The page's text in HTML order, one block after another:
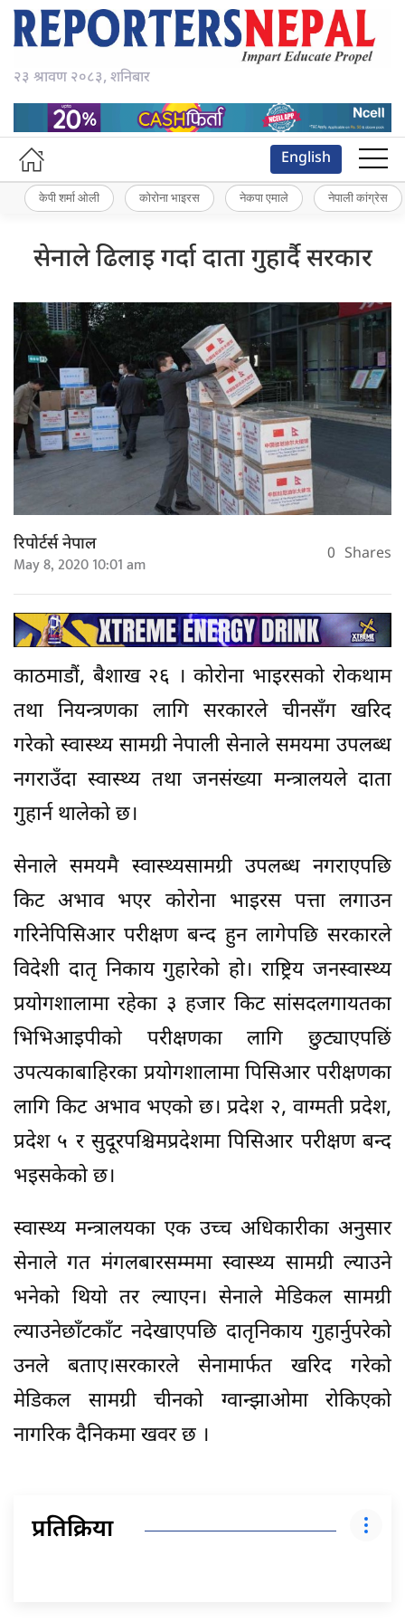
२३ श्रावण २०८३, शनिबार
English
केपी शर्मा ओली कोरोना भाइरस नेकपा एमाले नेपाली कांग्रेस
सेनाले ढिलाइ गर्दा दाता गुहार्दै सरकार
रिपोर्टर्स नेपाल
May 8, 2020 10:01 am 0 Shares
काठमाडौं, बैशाख २६ । कोरोना भाइरसको रोकथाम
तथा नियन्त्रणका लागि सरकारले चीनसँग खरिद
गरेको स्वास्थ्य सामग्री नेपाली सेनाले समयमा उपलब्ध
नगराउँदा स्वास्थ्य तथा जनसंख्या मन्त्रालयले दाता
गुहार्न थालेको छ।
सेनाले समयमै स्वास्थ्यसामग्री उपलब्ध नगराएपछि
किट अभाव भएर कोरोना भाइरस पत्ता लगाउन
गरिनेपिसिआर परीक्षण बन्द हुन लागेपछि सरकारले
विदेशी दातृ निकाय गुहारेको हो। राष्ट्रिय जनस्वास्थ्य
प्रयोगशालामा रहेका ३ हजार किट सांसदलगायतका
भिभिआइपीको परीक्षणका लागि छुट्याएपछिं
उपत्यकाबाहिरका प्रयोगशालामा पिसिआर परीक्षणका
लागि किट अभाव भएको छ। प्रदेश २, वाग्मती प्रदेश,
प्रदेश ५ र सुदूरपश्चिमप्रदेशमा पिसिआर परीक्षण बन्द
भइसकेको छ।
स्वास्थ्य मन्त्रालयका एक उच्च अधिकारीका अनुसार
सेनाले गत मंगलबारसम्ममा स्वास्थ्य सामग्री ल्याउने
भनेको थियो तर ल्याएन। सेनाले मेडिकल सामग्री
ल्याउनेछाँटकाँट नदेखाएपछि दातृनिकाय गुहार्नुपरेको
उनले बताए।सरकारले सेनामार्फत खरिद गरेको
मेडिकल सामग्री चीनको ग्वान्झाओमा रोकिएको
नागरिक दैनिकमा खवर छ ।
प्रतिक्रिया